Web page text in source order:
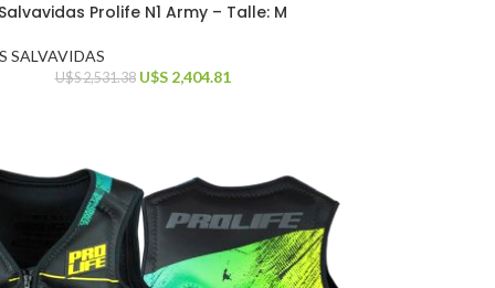
Prolife N1 Army – Talle: M
SALVAVIDAS
U$S2,531.38 U$S 2,404.81